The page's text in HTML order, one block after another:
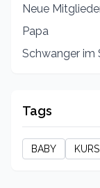
Neue
Papa
Schwanger im
Tags
BABY KURS